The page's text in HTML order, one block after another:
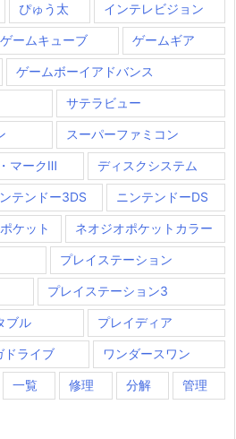
ぴゅう太 インテレビジョン
ゲームキューブ ゲームギア
ゲームボーイアドバンス
サテラビュー
スーパーファミコン
マークⅢ ディスクシステム
テンドー3DS ニンテンドーDS
ケット ネオジオポケットカラー
プレイステーション
プレイステーション3
ブル プレイディア
ドライブ ワンダースワン
一覧 修理 分解 管理